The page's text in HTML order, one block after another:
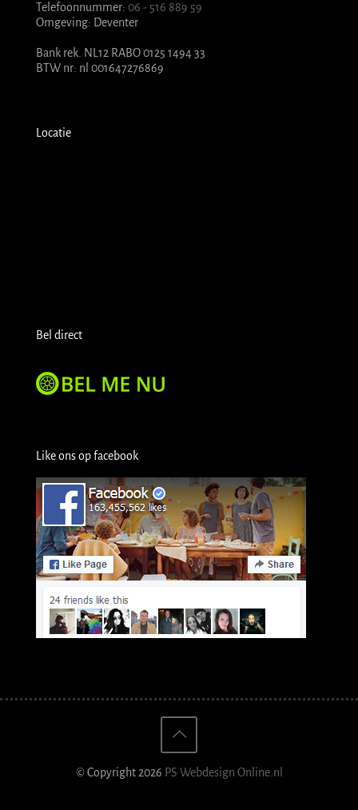
Telefoonnummer: 06 - 516 889 59
Omgeving: Deventer
Bank rek. NL12 RABO 0125 1494 33
BTW nr: nl 001647276869
Locatie
Bel direct
Like ons op facebook
© Copyright 2026 PS Webdesign Online.nl